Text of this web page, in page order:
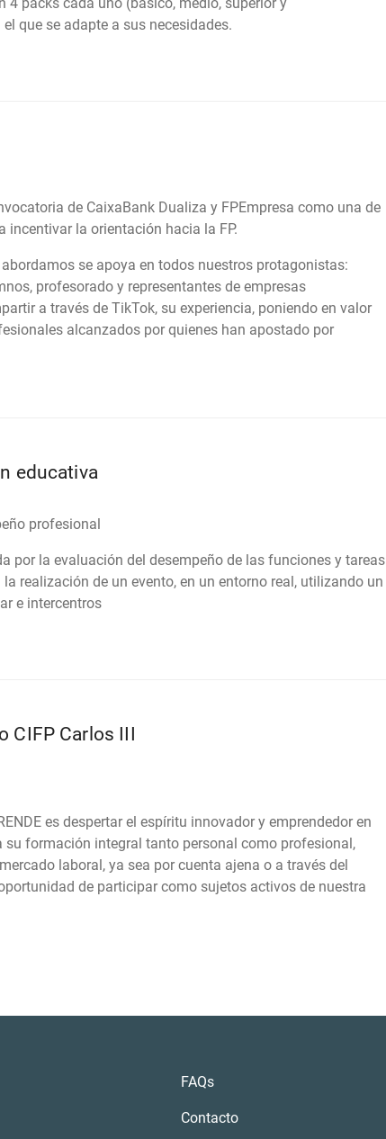
que se adapte a sus necesidades.
de CaixaBank Dualiza y FPEmpresa como una de
incentivar la orientación hacia la FP.
se apoya en todos nuestros protagonistas:
profesorado y representantes de empresas
a través de TikTok, su experiencia, poniendo en valor
alcanzados por quienes han apostado por
educativa
profesional
por la evaluación del desempeño de las funciones y tareas
realización de un evento, en un entorno real, utilizando un
e intercentros
CIFP Carlos III
es despertar el espíritu innovador y emprendedor en
formación integral tanto personal como profesional,
laboral, ya sea por cuenta ajena o a través del
de participar como sujetos activos de nuestra
FAQs
Contacto